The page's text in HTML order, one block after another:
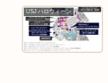
USJ ハロウィーン